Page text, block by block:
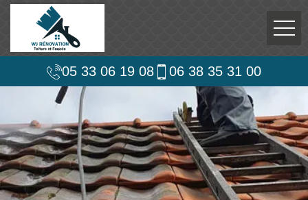
05 33 06 19 08 06 38 35 31 00